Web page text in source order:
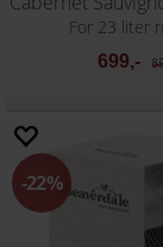
For 23 liter
699,-
22%